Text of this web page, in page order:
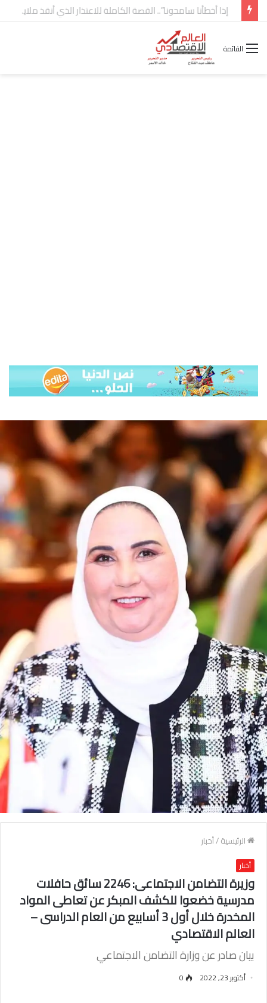
شركة “Scope Developments” تعلن تولي أحمد كمال عيسى منصب الرئيس التنفيذي للقطاع التجاري
القائمة
الرئيسية/أخبار
أخبار
وزيرة التضامن الاجتماعى: 2246 سائق حافلات
مدرسية خضعوا للكشف المبكر عن تعاطى المواد
المخدرة خلال أول 3 أسابيع من العام الدراسى –
العالم الاقتصادي
بيان صادر عن وزارة التضامن الاجتماعي
أكتوبر 23, 2022 0